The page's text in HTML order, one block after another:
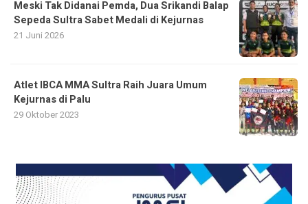
Meski Tak Didanai Pemda, Dua Srikandi Balap
Sepeda Sultra Sabet Medali di Kejurnas
21 Juni 2026
Atlet IBCA MMA Sultra Raih Juara Umum
Kejurnas di Palu
29 Oktober 2023